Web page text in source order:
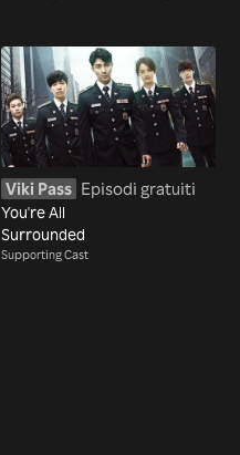
Viki Pass Episodi gratuiti
You're All
Surrounded
Supporting Cast